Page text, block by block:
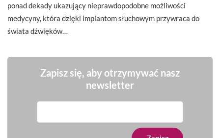
ponad dekady ukazujący nieprawdopodobne możliwości
medycyny, która dzięki implantom słuchowym przywraca do
świata dźwięków…
Zapisz się, aby otrzymywać nasz
newsletter